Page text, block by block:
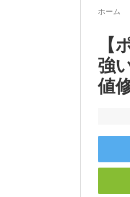
ホーム
【
強
値